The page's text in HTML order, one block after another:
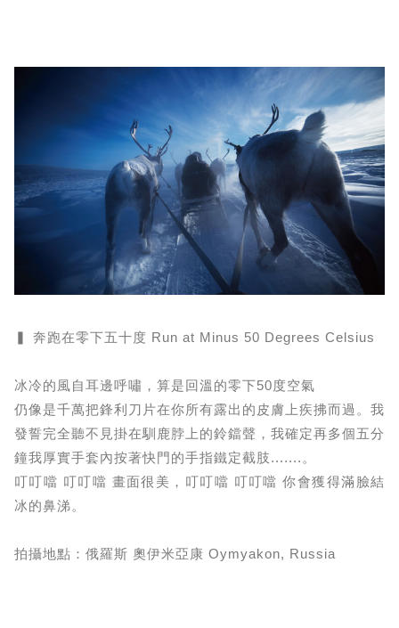
▍ 奔跑在零下五十度 Run at Minus 50 Degrees Celsius
冰冷的風自耳邊呼嘯，算是回溫的零下50度空氣
仍像是千萬把鋒利刀片在你所有露出的皮膚上疾拂而過。我
發誓完全聽不見掛在馴鹿脖上的鈴鐺聲，我確定再多個五分
鐘我厚實手套內按著快門的手指鐵定截肢.......。
叮叮噹 叮叮噹 畫面很美，叮叮噹 叮叮噹 你會獲得滿臉結
冰的鼻涕。
拍攝地點：俄羅斯 奧伊米亞康 Oymyakon, Russia